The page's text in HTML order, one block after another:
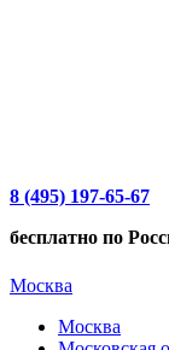
8 (495) 197-65-67
бесплатно по
Москва
Москва